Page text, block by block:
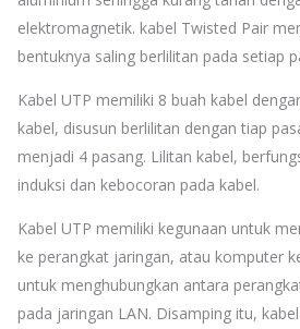
elektromagnetik. kabel Twisted Pair
bentuknya saling berlilitan pada setiap
Kabel UTP memiliki 8 buah kabel
kabel, disusun berlilitan dengan tiap
menjadi 4 pasang. Lilitan kabel,
induksi dan kebocoran pada kabel.
Kabel UTP memiliki kegunaan untuk
ke perangkat jaringan, atau komputer
untuk menghubungkan antara
pada jaringan LAN. Disamping itu,